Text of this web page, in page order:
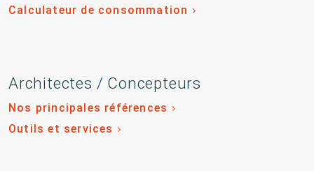
Calculateur de consommation
Architectes / Concepteurs
Nos principales références
Outils et services